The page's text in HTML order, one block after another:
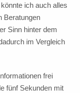
ich auch alles
Beratungen
Sinn hinter dem
im Vergleich
frei
fünf Sekunden mit